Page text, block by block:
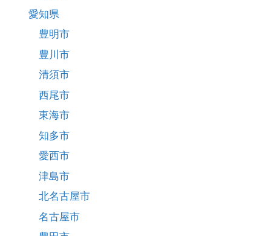
愛知県
豊明市
豊川市
清須市
西尾市
東海市
知多市
愛西市
津島市
北名古屋市
名古屋市